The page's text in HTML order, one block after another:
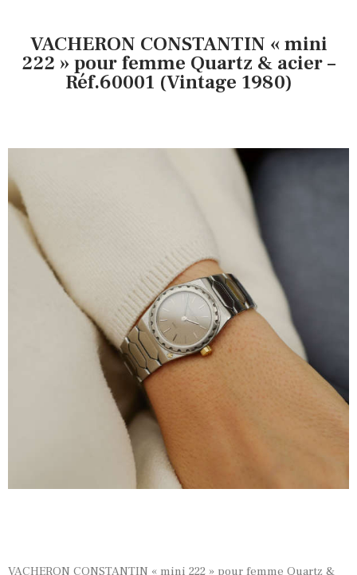
VACHERON CONSTANTIN « mini
222 » pour femme Quartz & acier –
Réf.60001 (Vintage 1980)
VACHERON CONSTANTIN « mini 222 » pour femme Quartz &